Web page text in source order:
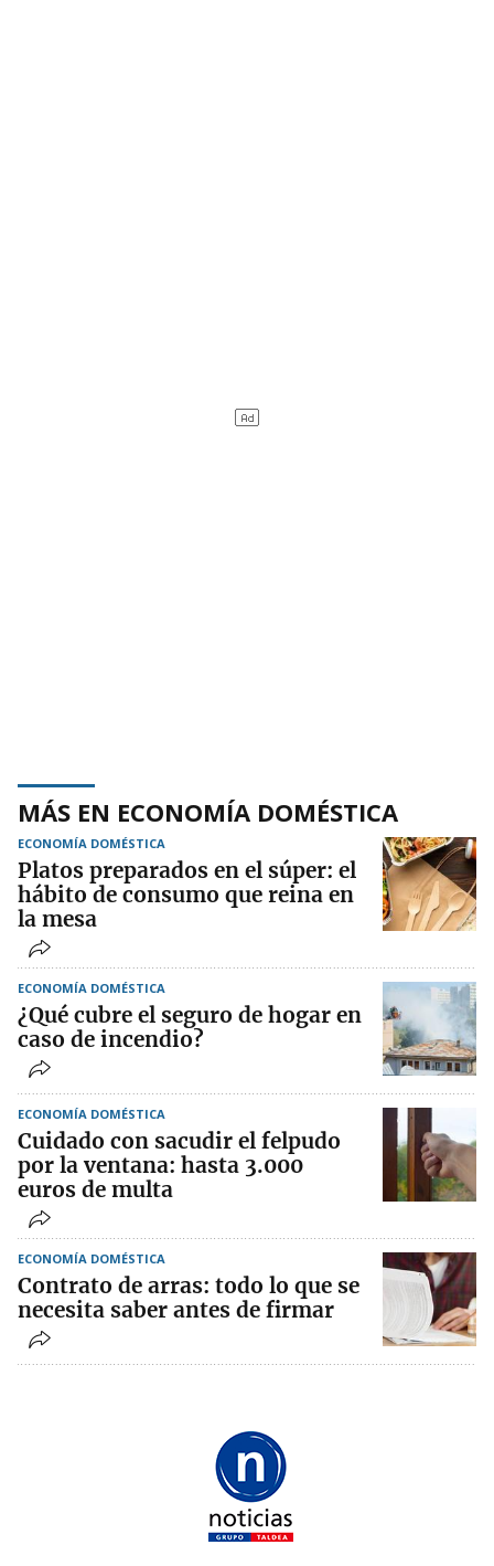
MÁS EN ECONOMÍA DOMÉSTICA
ECONOMÍA DOMÉSTICA
Platos preparados en el súper: el
hábito de consumo que reina en
la mesa
ECONOMÍA DOMÉSTICA
¿Qué cubre el seguro de hogar en
caso de incendio?
ECONOMÍA DOMÉSTICA
Cuidado con sacudir el felpudo
por la ventana: hasta 3.000
euros de multa
ECONOMÍA DOMÉSTICA
Contrato de arras: todo lo que se
necesita saber antes de firmar